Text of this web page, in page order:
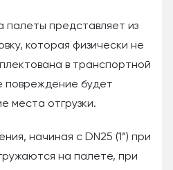
палеты представляет из
которая физически не
в транспортной
повреждение будет
места отгрузки.
начиная с DN25 (1”) при
на палете, при